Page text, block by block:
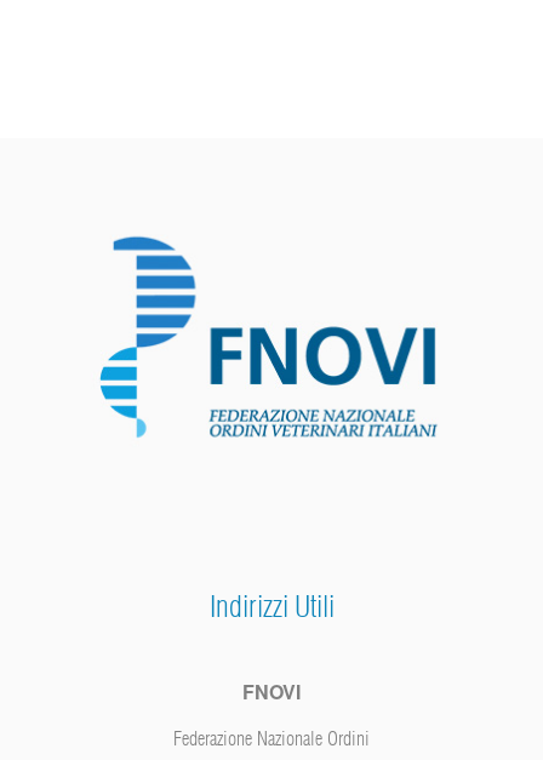
Indirizzi Utili
FNOVI
Federazione Nazionale Ordini